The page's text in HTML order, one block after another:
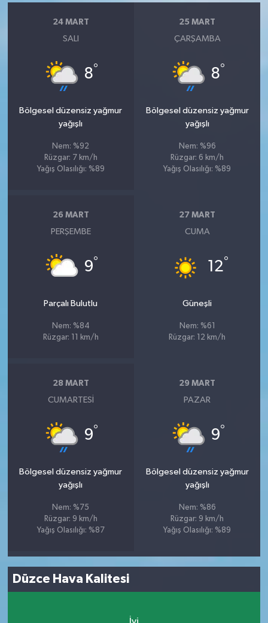
24 MART
SALI
8°
Bölgesel düzensiz yağmur
yağışlı
Nem: %92
Rüzgar: 7 km/h
Yağış Olasılığı: %89
25 MART
ÇARŞAMBA
8°
Bölgesel düzensiz yağmur
yağışlı
Nem: %96
Rüzgar: 6 km/h
Yağış Olasılığı: %89
26 MART
PERŞEMBE
9°
Parçalı Bulutlu
Nem: %84
Rüzgar: 11 km/h
27 MART
CUMA
12°
Güneşli
Nem: %61
Rüzgar: 12 km/h
28 MART
CUMARTESI
9°
Bölgesel düzensiz yağmur
yağışlı
Nem: %75
Rüzgar: 9 km/h
Yağış Olasılığı: %87
29 MART
PAZAR
9°
Bölgesel düzensiz yağmur
yağışlı
Nem: %86
Rüzgar: 9 km/h
Yağış Olasılığı: %89
Düzce Hava Kalitesi